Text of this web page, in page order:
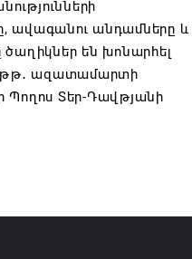
ավագանու անդամները և
ծաղիկներ են խոնարհել
ազատամարտի
Տեր-Դավթյանի